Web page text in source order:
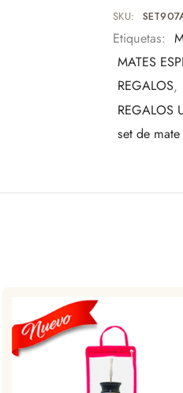
Una pieza
tradición.
SKU:
Etiquetas:
MATES
REGALOS,
REGALOS
set de